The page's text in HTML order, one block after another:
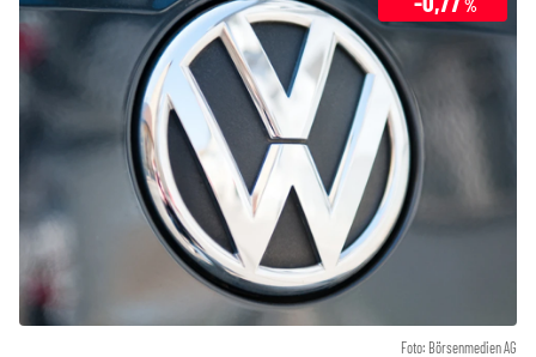
Foto: Börsenmedien AG
%